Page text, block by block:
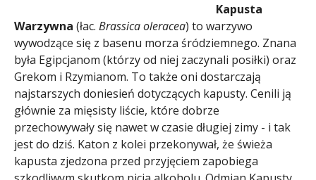
Kapusta
Warzywna (łac. Brassica oleracea) to warzywo
wywodzące się z basenu morza śródziemnego. Znana
była Egipcjanom (którzy od niej zaczynali posiłki) oraz
Grekom i Rzymianom. To także oni dostarczają
najstarszych doniesień dotyczących kapusty. Cenili ją
głównie za mięsisty liście, które dobrze
przechowywały się nawet w czasie długiej zimy - i tak
jest do dziś. Katon z kolei przekonywał, że świeża
kapusta zjedzona przed przyjęciem zapobiega